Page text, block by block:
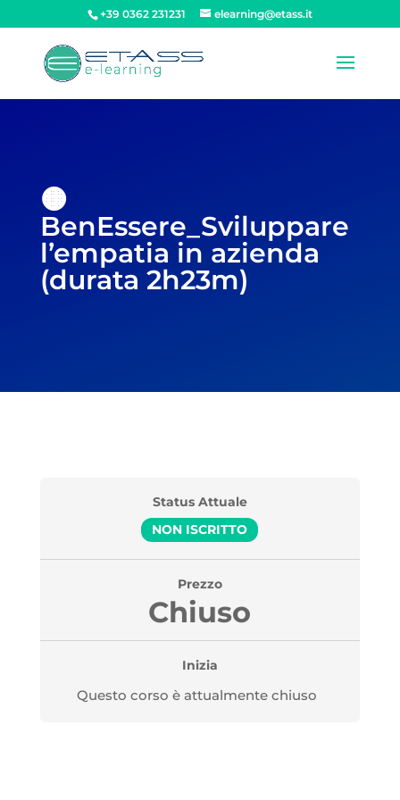
+39 0362 231231 elearning@etass.it
🟠
BenEssere_Sviluppare
l’empatia in azienda
(durata 2h23m)
Status Attuale
NON ISCRITTO
Prezzo
Chiuso
Inizia
Questo corso è attualmente chiuso